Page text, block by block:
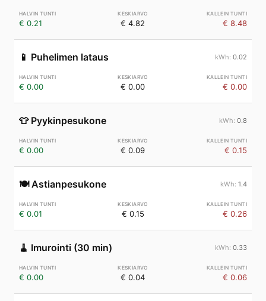
€ 0.21 € 4.82 € 8.48
📱 Puhelimen lataus 0.02
€ 0.00 € 0.00 € 0.00
👕 Pyykinpesukone 0.8
€ 0.00 € 0.09 € 0.15
🍽️ Astianpesukone 1.4
€ 0.01 € 0.15 € 0.26
🧹 Imurointi (30 min) 0.33
€ 0.00 € 0.04 € 0.06